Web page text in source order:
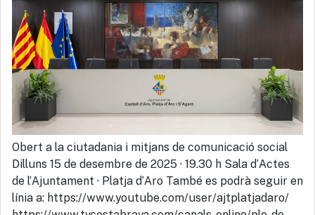
Obert a la ciutadania i mitjans de comunicació social
Dilluns 15 de desembre de 2025 · 19.30 h Sala d’Actes
de l’Ajuntament · Platja d’Aro També es podrà seguir en
línia a: https://www.youtube.com/user/ajtplatjadaro/